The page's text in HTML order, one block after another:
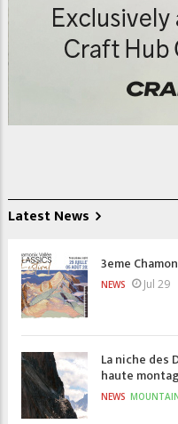
Latest News
3eme
NEWS Jul 29
La niche des
haute
NEWS